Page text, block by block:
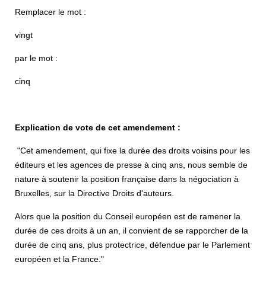
Remplacer le mot :
vingt
par le mot :
cinq
Explication de vote de cet amendement :
"Cet amendement, qui fixe la durée des droits voisins pour les
éditeurs et les agences de presse à cinq ans, nous semble de
nature à soutenir la position française dans la négociation à
Bruxelles, sur la Directive Droits d'auteurs.
Alors que la position du Conseil européen est de ramener la
durée de ces droits à un an, il convient de se rapporcher de la
durée de cinq ans, plus protectrice, défendue par le Parlement
européen et la France."